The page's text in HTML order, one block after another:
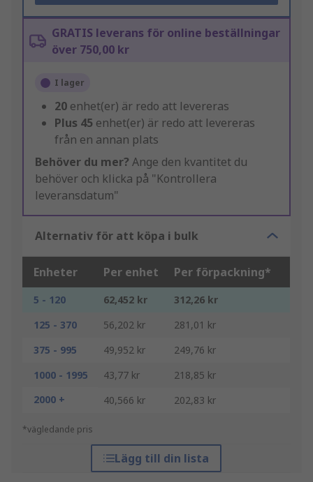
GRATIS leverans för online beställningar
över 750,00 kr
I lager
20 enhet(er) är redo att levereras
Plus 45 enhet(er) är redo att levereras
från en annan plats
Behöver du mer? Ange den kvantitet du
behöver och klicka på "Kontrollera
leveransdatum"
Alternativ för att köpa i bulk
Enheter Per enhet Per förpackning*
5 - 120 62,452 kr
312,26 kr
125 - 370
56,202 kr
281,01 kr
375 - 995
49,952 kr
249,76 kr
1000 - 1995
43,77 kr
218,85 kr
2000 +
40,566 kr 202,83 kr
*vägledande pris
Lägg till din lista